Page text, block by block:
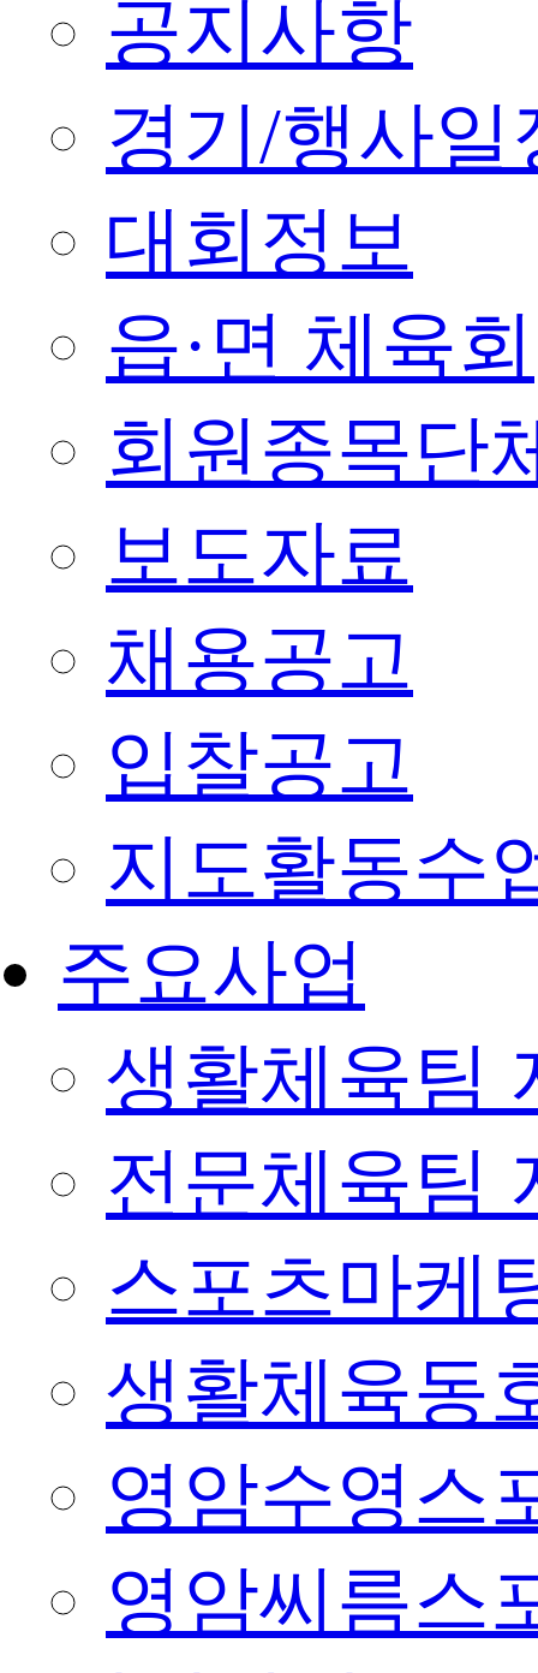
공지사항
경기/행사일
대회정보
읍·면 체육회
회원종목단
보도자료
채용공고
입찰공고
지도활동수
주요사업
생활체육팀
전문체육팀
스포츠마케
생활체육동
영암수영스
영암씨름스